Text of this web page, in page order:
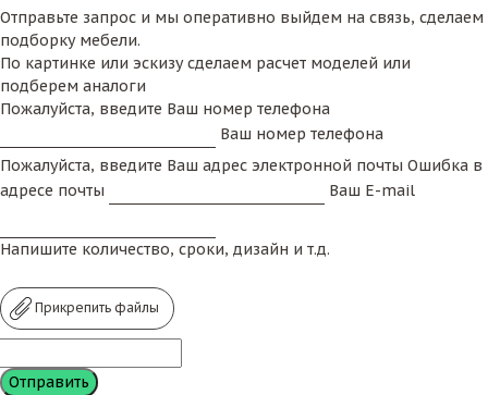
Отправьте запрос и мы оперативно выйдем на связь, сделаем
подборку мебели.
По картинке или эскизу сделаем расчет моделей или
подберем аналоги
Пожалуйста, введите Ваш номер телефона
Ваш номер телефона
Пожалуйста, введите Ваш адрес электронной почты Ошибка в
адресе почты
Ваш E-mail
Напишите количество, сроки, дизайн и т.д.
Прикрепить файлы